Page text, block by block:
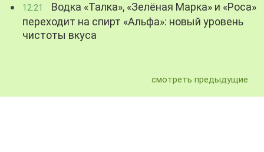
12:21
Водка «Талка», «Зелёная Марка» и «Роса»
переходит на спирт «Альфа»: новый уровень
чистоты вкуса
смотреть предыдущие